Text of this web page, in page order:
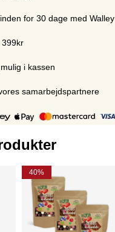
for 30 dage med Walley
399kr
i kassen
samarbejdspartnere
40%